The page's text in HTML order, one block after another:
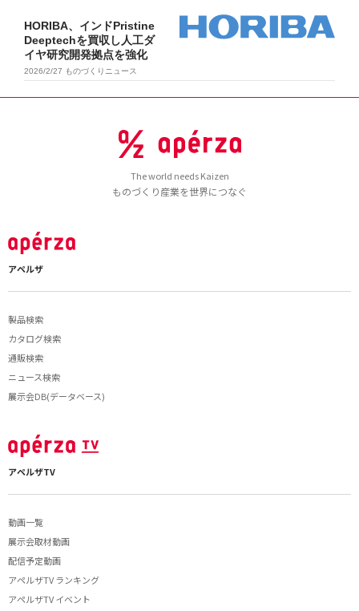
HORIBA、インドPristine
Deeptechを買収し人工ダ
イヤ研究開発拠点を強化
2026/2/27 ものづくりニュース
The world needs Kaizen
ものづくり産業を世界につなぐ
アペルザ
製品検索
カタログ検索
通販検索
ニュース検索
展示会DB(データベース)
アペルザTV
動画一覧
展示会取材動画
配信予定動画
アペルザTV ランキング
アペルザTV イベント